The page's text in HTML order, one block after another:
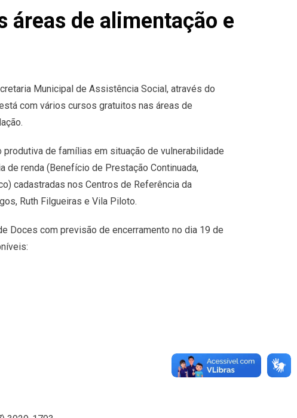
de alimentação e
Municipal de Assistência Social, através do
com vários cursos gratuitos nas áreas de
de famílias em situação de vulnerabilidade
de renda (Benefício de Prestação Continuada,
cadastradas nos Centros de Referência da
Ruth Filgueiras e Vila Piloto.
Doces com previsão de encerramento no dia 19 de